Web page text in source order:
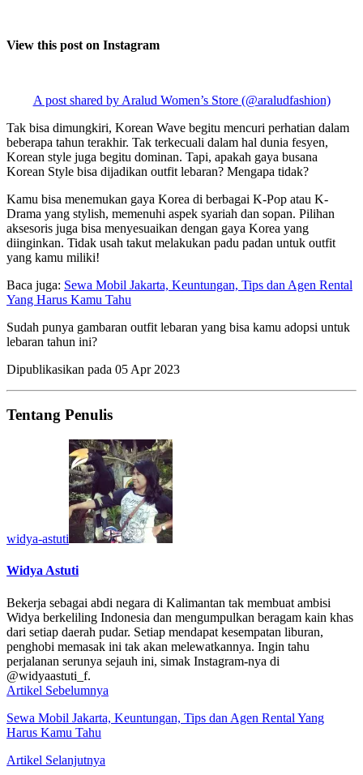
View this post on Instagram
A post shared by Aralud Women’s Store (@araludfashion)
Tak bisa dimungkiri, Korean Wave begitu mencuri perhatian dalam
beberapa tahun terakhir. Tak terkecuali dalam hal dunia fesyen,
Korean style juga begitu dominan. Tapi, apakah gaya busana
Korean Style bisa dijadikan outfit lebaran? Mengapa tidak?
Kamu bisa menemukan gaya Korea di berbagai K-Pop atau K-
Drama yang stylish, memenuhi aspek syariah dan sopan. Pilihan
aksesoris juga bisa menyesuaikan dengan gaya Korea yang
diinginkan. Tidak usah takut melakukan padu padan untuk outfit
yang kamu miliki!
Baca juga: Sewa Mobil Jakarta, Keuntungan, Tips dan Agen Rental
Yang Harus Kamu Tahu
Sudah punya gambaran outfit lebaran yang bisa kamu adopsi untuk
lebaran tahun ini?
Dipublikasikan pada 05 Apr 2023
Tentang Penulis
widya-astuti
Widya Astuti
Bekerja sebagai abdi negara di Kalimantan tak membuat ambisi
Widya berkeliling Indonesia dan mengumpulkan beragam kain khas
dari setiap daerah pudar. Setiap mendapat kesempatan liburan,
penghobi memasak ini tak akan melewatkannya. Ingin tahu
perjalanan serunya sejauh ini, simak Instagram-nya di
@widyaastuti_f.
Artikel Sebelumnya
Sewa Mobil Jakarta, Keuntungan, Tips dan Agen Rental Yang
Harus Kamu Tahu
Artikel Selanjutnya